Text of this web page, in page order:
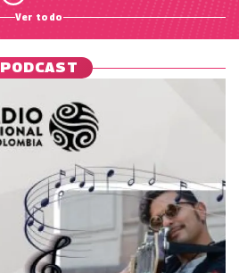
Ver todo
PODCAST